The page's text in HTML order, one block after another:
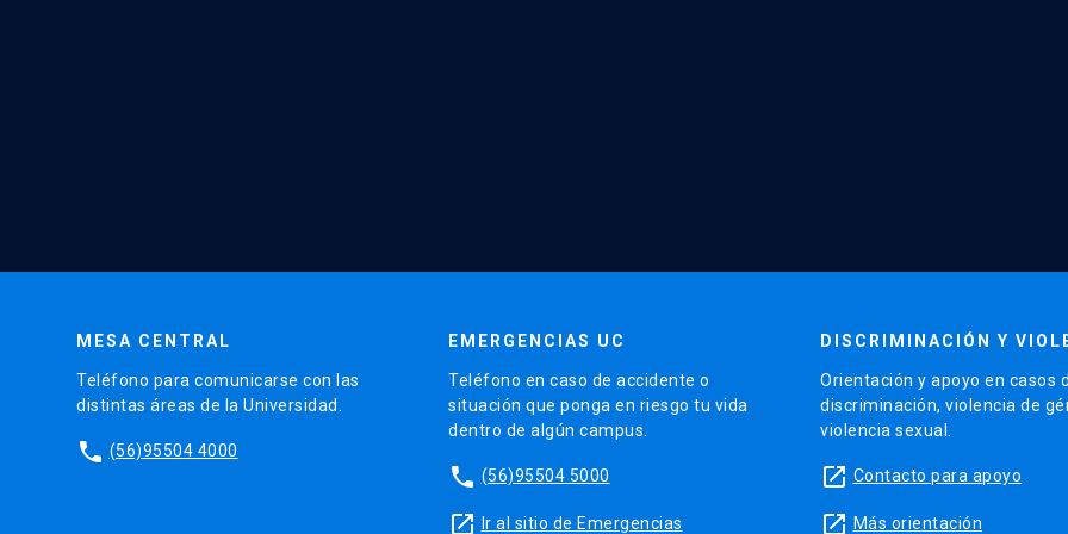
MESA CENTRAL
Teléfono para comunicarse con las
distintas áreas de la Universidad.
phone (56)95504 4000
EMERGENCIAS UC
Teléfono en caso de accidente o
situación que ponga en riesgo tu vida
dentro de algún campus.
phone (56)95504 5000
launch Ir al sitio de Emergencias
DISCRIMINACIÓN Y
Orientación y apoyo en casos
discriminación, violencia de
violencia sexual.
launch Contacto para apoyo
launch Más orientación